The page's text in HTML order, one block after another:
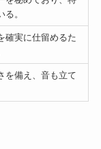
。
確実に仕留めるた
を備え、音も立て